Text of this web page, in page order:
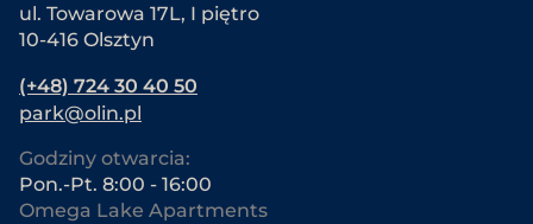
ul. Towarowa 17L, I piętro
10-416 Olsztyn
(+48) 724 30 40 50
park@olin.pl
Godziny otwarcia:
Pon.-Pt. 8:00 - 16:00
Omega Lake Apartments